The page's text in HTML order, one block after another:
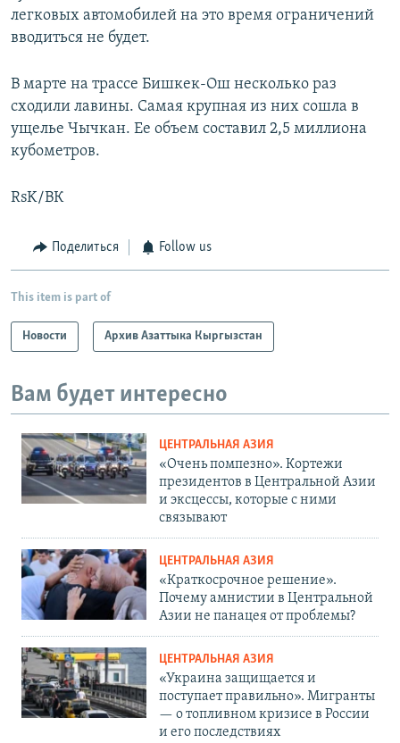
легковых автомобилей на это время ограничений
вводиться не будет.
В марте на трассе Бишкек-Ош несколько раз
сходили лавины. Самая крупная из них сошла в
ущелье Чычкан. Ее объем составил 2,5 миллиона
кубометров.
RsK/ВК
Поделиться Follow us
This item is part of
Новости Архив Азаттыка Кыргызстан
Вам будет интересно
ЦЕНТРАЛЬНАЯ АЗИЯ
«Очень помпезно». Кортежи
президентов в Центральной Азии
и эксцессы, которые с ними
связывают
ЦЕНТРАЛЬНАЯ АЗИЯ
«Краткосрочное решение».
Почему амнистии в Центральной
Азии не панацея от проблемы?
ЦЕНТРАЛЬНАЯ АЗИЯ
«Украина защищается и
поступает правильно». Мигранты
— о топливном кризисе в России
и его последствиях